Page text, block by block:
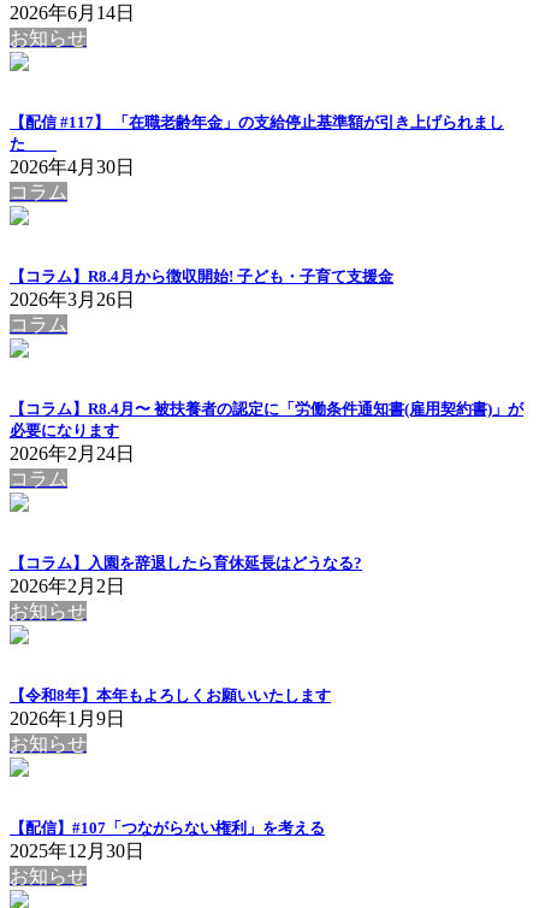
2026年6月14日
お知らせ
【配信 #117】 「在職老齢年金」の支給停止基準額が引き上げられまし
た
2026年4月30日
コラム
【コラム】R8.4月から徴収開始! 子ども・子育て支援金
2026年3月26日
コラム
【コラム】R8.4月〜 被扶養者の認定に「労働条件通知書(雇用契約書)」が
必要になります
2026年2月24日
コラム
【コラム】入園を辞退したら育休延長はどうなる?
2026年2月2日
お知らせ
【令和8年】本年もよろしくお願いいたします
2026年1月9日
お知らせ
【配信】#107「つながらない権利」を考える
2025年12月30日
お知らせ